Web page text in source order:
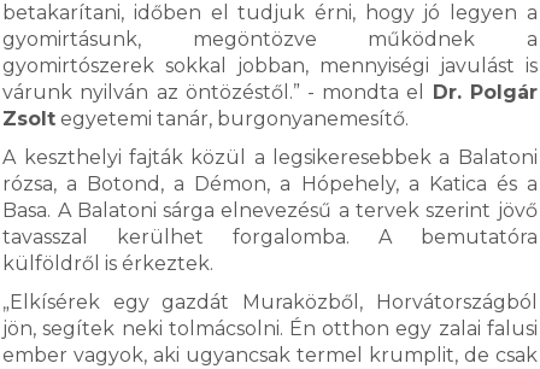
betakarítani, időben el tudjuk érni, hogy jó legyen a
gyomirtásunk, megöntözve működnek a
gyomirtószerek sokkal jobban, mennyiségi javulást is
várunk nyilván az öntözéstől.” - mondta el Dr. Polgár
Zsolt egyetemi tanár, burgonyanemesítő.
A keszthelyi fajták közül a legsikeresebbek a Balatoni
rózsa, a Botond, a Démon, a Hópehely, a Katica és a
Basa. A Balatoni sárga elnevezésű a tervek szerint jövő
tavasszal kerülhet forgalomba. A bemutatóra
külföldről is érkeztek.
„Elkísérek egy gazdát Muraközből, Horvátországból
jön, segítek neki tolmácsolni. Én otthon egy zalai falusi
ember vagyok, aki ugyancsak termel krumplit, de csak